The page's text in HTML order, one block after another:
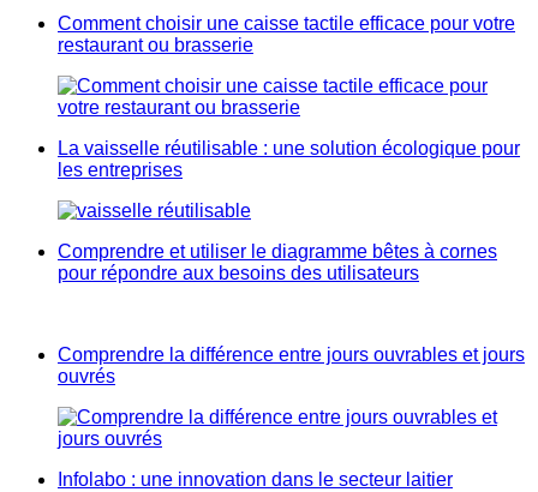
Comment choisir une caisse tactile efficace pour votre
restaurant ou brasserie
La vaisselle réutilisable : une solution écologique pour
les entreprises
Comprendre et utiliser le diagramme bêtes à cornes
pour répondre aux besoins des utilisateurs
Comprendre la différence entre jours ouvrables et jours
ouvrés
Infolabo : une innovation dans le secteur laitier